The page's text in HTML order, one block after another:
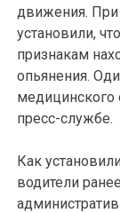
движения. При
установили,
признакам
опьянения.
медицинского
пресс-службе.
Как
водители